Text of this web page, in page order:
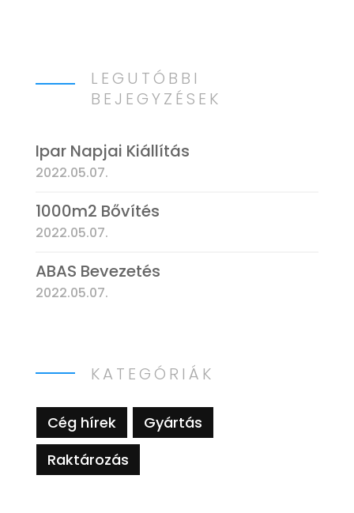
LEGUTÓBBI
BEJEGYZÉSEK
Ipar Napjai Kiállítás
2022.05.07.
1000m2 Bővítés
2022.05.07.
ABAS Bevezetés
2022.05.07.
KATEGÓRIÁK
Cég hírek
Gyártás
Raktározás